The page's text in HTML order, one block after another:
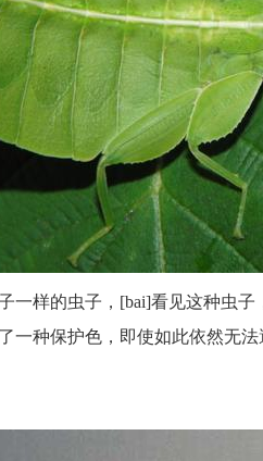
一样的虫子，[bai]看见这种虫
一种保护色，即使如此依然无